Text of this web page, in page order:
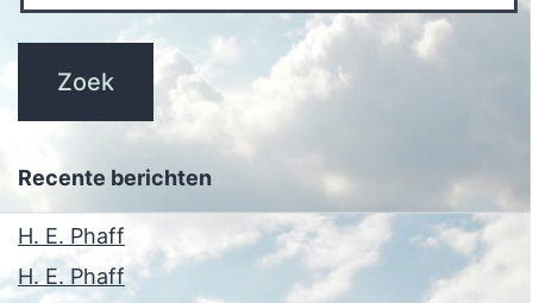
Recente berichten
H. E. Phaff
H. E. Phaff